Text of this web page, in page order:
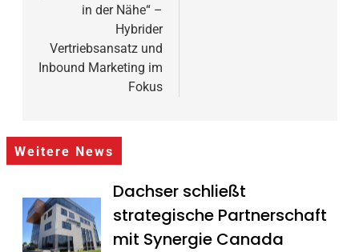
in der Nähe“ –
Hybrider
Vertriebsansatz und
Inbound Marketing im
Fokus
Weitere News
Dachser schließt
strategische Partnerschaft
mit Synergie Canada